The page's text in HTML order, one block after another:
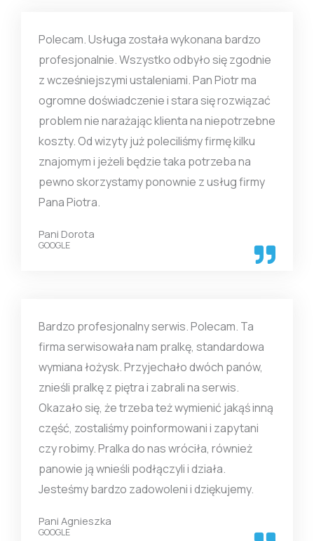
Polecam. Usługa została wykonana bardzo
profesjonalnie. Wszystko odbyło się zgodnie
z wcześniejszymi ustaleniami. Pan Piotr ma
ogromne doświadczenie i stara się rozwiązać
problem nie narażając klienta na niepotrzebne
koszty. Od wizyty już poleciliśmy firmę kilku
znajomym i jeżeli będzie taka potrzeba na
pewno skorzystamy ponownie z usług firmy
Pana Piotra.
Pani Dorota
GOOGLE
Bardzo profesjonalny serwis. Polecam. Ta
firma serwisowała nam pralkę, standardowa
wymiana łożysk. Przyjechało dwóch panów,
znieśli pralkę z piętra i zabrali na serwis.
Okazało się, że trzeba też wymienić jakąś inną
część, zostaliśmy poinformowani i zapytani
czy robimy. Pralka do nas wróciła, również
panowie ją wnieśli podłączyli i działa.
Jesteśmy bardzo zadowoleni i dziękujemy.
Pani Agnieszka
GOOGLE